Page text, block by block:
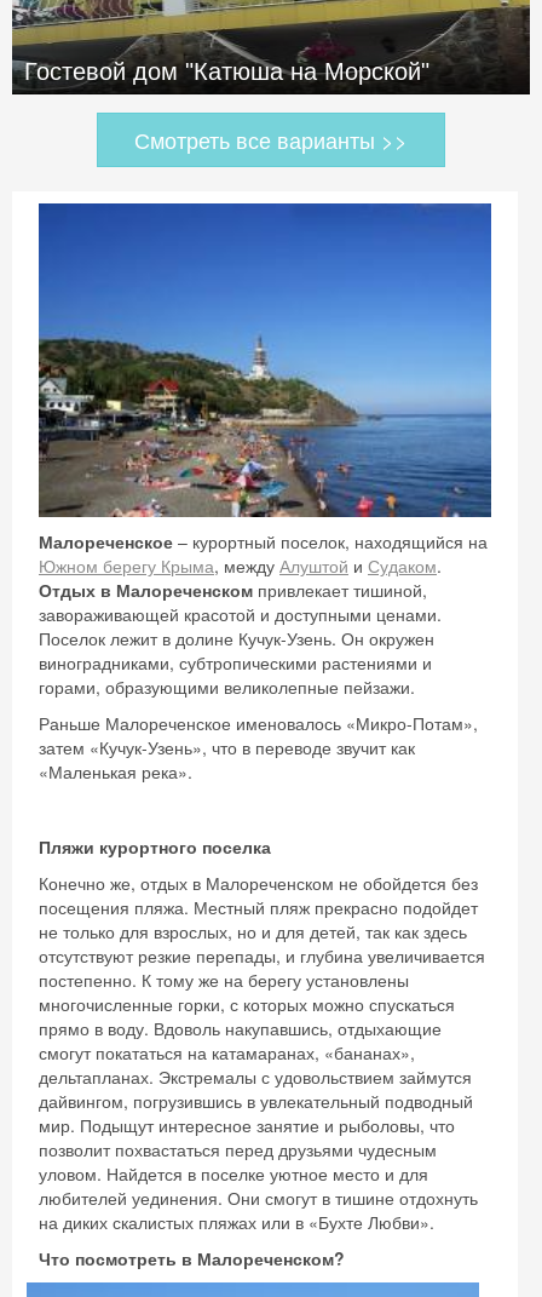
Гостевой дом "Катюша на Морской"
Смотреть все варианты >>
Малореченское – курортный поселок, находящийся на
Южном берегу Крыма, между Алуштой и Судаком.
Отдых в Малореченском привлекает тишиной,
завораживающей красотой и доступными ценами.
Поселок лежит в долине Кучук-Узень. Он окружен
виноградниками, субтропическими растениями и
горами, образующими великолепные пейзажи.
Раньше Малореченское именовалось «Микро-Потам»,
затем «Кучук-Узень», что в переводе звучит как
«Маленькая река».
Пляжи курортного поселка
Конечно же, отдых в Малореченском не обойдется без
посещения пляжа. Местный пляж прекрасно подойдет
не только для взрослых, но и для детей, так как здесь
отсутствуют резкие перепады, и глубина увеличивается
постепенно. К тому же на берегу установлены
многочисленные горки, с которых можно спускаться
прямо в воду. Вдоволь накупавшись, отдыхающие
смогут покататься на катамаранах, «бананах»,
дельтапланах. Экстремалы с удовольствием займутся
дайвингом, погрузившись в увлекательный подводный
мир. Подыщут интересное занятие и рыболовы, что
позволит похвастаться перед друзьями чудесным
уловом. Найдется в поселке уютное место и для
любителей уединения. Они смогут в тишине отдохнуть
на диких скалистых пляжах или в «Бухте Любви».
Что посмотреть в Малореченском?